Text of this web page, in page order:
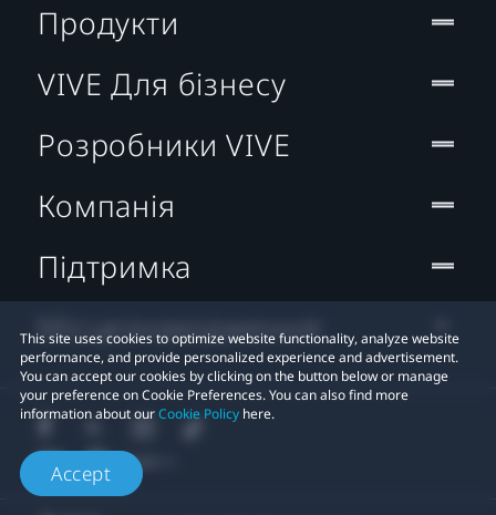
This site uses cookies to optimize website functionality, analyze website
performance, and provide personalized experience and advertisement.
You can accept our cookies by clicking on the button below or manage
your preference on Cookie Preferences. You can also find more
information about ourCookie Policy here.
Accept
Продукти
VIVE Для бізнесу
Розробники VIVE
Компанія
Підтримка
Місцезнаходження: